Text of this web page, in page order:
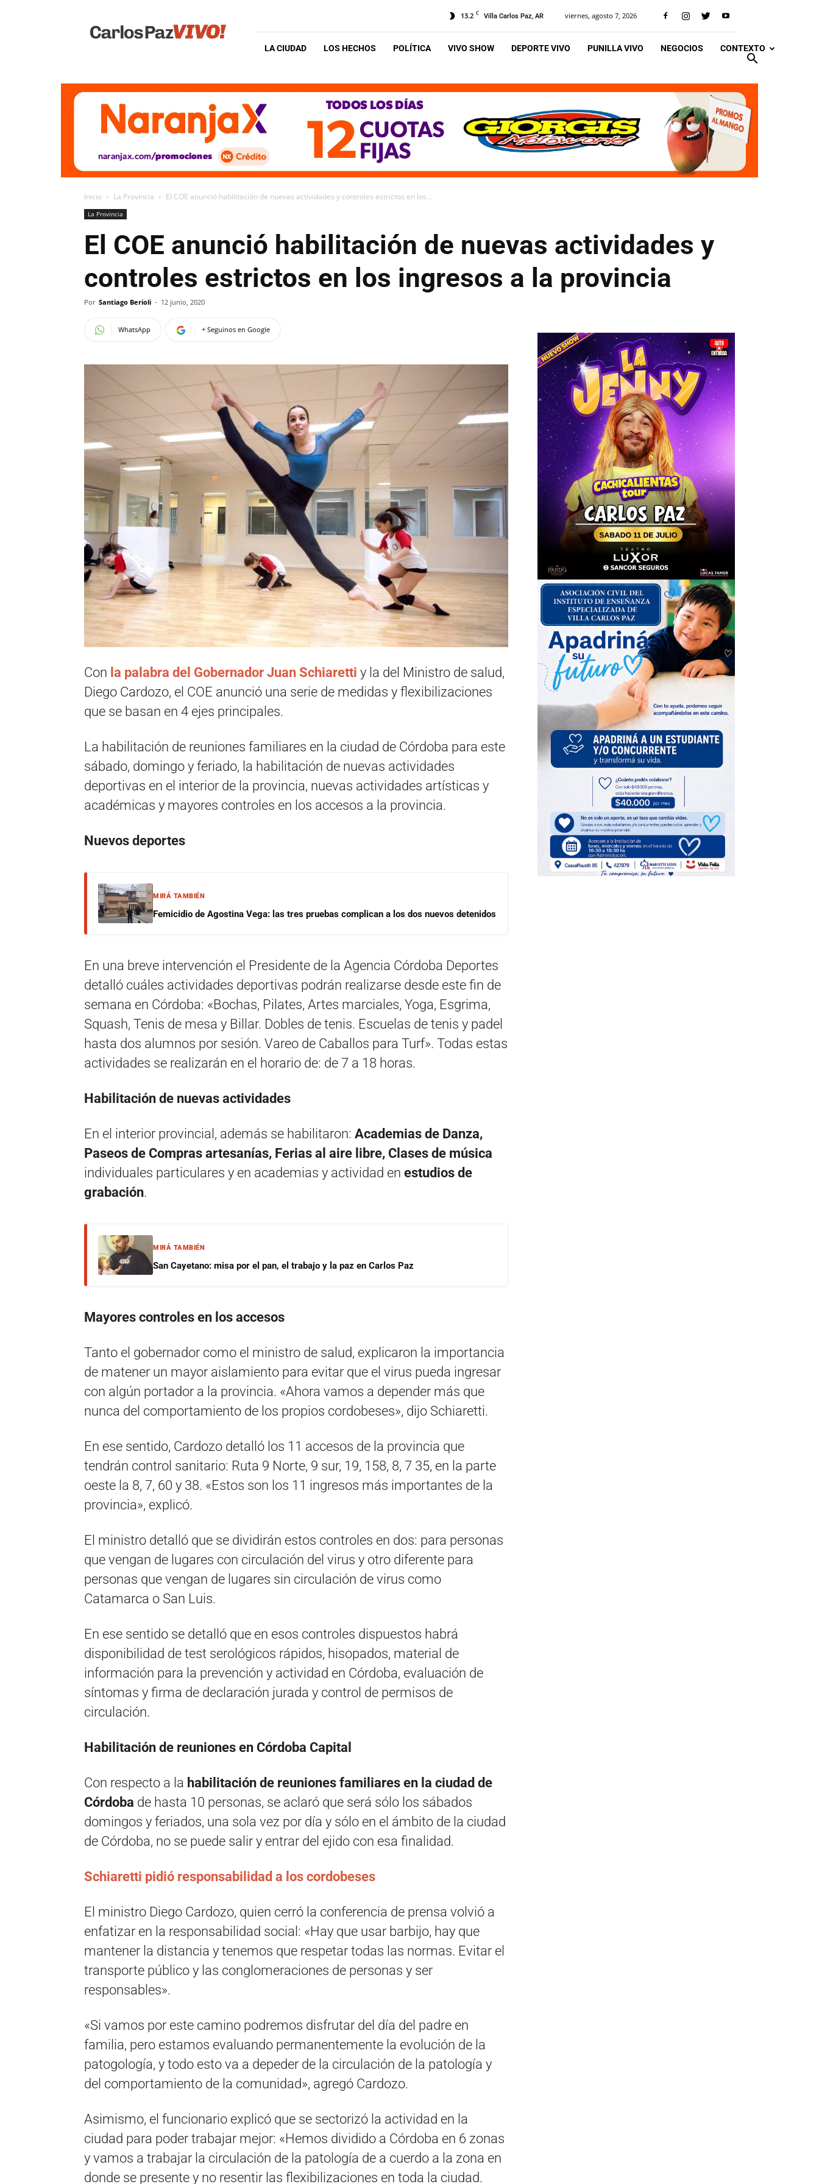
Vivo
13.2 C Villa Carlos Paz, AR viernes, agosto 7, 2026
LA CIUDAD LOS HECHOS POLÍTICA VIVO SHOW DEPORTE VIVO PUNILLA VIVO NEGOCIOS CONTEXTO
Inicio La Provincia El COE anunció habilitación de nuevas actividades y controles estrictos en los...
La Provincia
El COE anunció habilitación de nuevas actividades y
controles estrictos en los ingresos a la provincia
Por Santiago Berioli - 12 junio, 2020
WhatsApp + Seguinos en Google
Con la palabra del Gobernador Juan Schiaretti y la del Ministro de salud,
Diego Cardozo, el COE anunció una serie de medidas y flexibilizaciones
que se basan en 4 ejes principales.
La habilitación de reuniones familiares en la ciudad de Córdoba para este
sábado, domingo y feriado, la habilitación de nuevas actividades
deportivas en el interior de la provincia, nuevas actividades artísticas y
académicas y mayores controles en los accesos a la provincia.
Nuevos deportes
MIRÁ TAMBIÉN
Femicidio de Agostina Vega: las tres pruebas complican a los dos nuevos detenidos
En una breve intervención el Presidente de la Agencia Córdoba Deportes
detalló cuáles actividades deportivas podrán realizarse desde este fin de
semana en Córdoba: «Bochas, Pilates, Artes marciales, Yoga, Esgrima,
Squash, Tenis de mesa y Billar. Dobles de tenis. Escuelas de tenis y padel
hasta dos alumnos por sesión. Vareo de Caballos para Turf». Todas estas
actividades se realizarán en el horario de: de 7 a 18 horas.
Habilitación de nuevas actividades
En el interior provincial, además se habilitaron: Academias de Danza,
Paseos de Compras artesanías, Ferias al aire libre, Clases de música
individuales particulares y en academias y actividad en estudios de
grabación.
MIRÁ TAMBIÉN
San Cayetano: misa por el pan, el trabajo y la paz en Carlos Paz
Mayores controles en los accesos
Tanto el gobernador como el ministro de salud, explicaron la importancia
de matener un mayor aislamiento para evitar que el virus pueda ingresar
con algún portador a la provincia. «Ahora vamos a depender más que
nunca del comportamiento de los propios cordobeses», dijo Schiaretti.
En ese sentido, Cardozo detalló los 11 accesos de la provincia que
tendrán control sanitario: Ruta 9 Norte, 9 sur, 19, 158, 8, 7 35, en la parte
oeste la 8, 7, 60 y 38. «Estos son los 11 ingresos más importantes de la
provincia», explicó.
El ministro detalló que se dividirán estos controles en dos: para personas
que vengan de lugares con circulación del virus y otro diferente para
personas que vengan de lugares sin circulación de virus como
Catamarca o San Luis.
En ese sentido se detalló que en esos controles dispuestos habrá
disponibilidad de test serológicos rápidos, hisopados, material de
información para la prevención y actividad en Córdoba, evaluación de
síntomas y firma de declaración jurada y control de permisos de
circulación.
Habilitación de reuniones en Córdoba Capital
Con respecto a la habilitación de reuniones familiares en la ciudad de
Córdoba de hasta 10 personas, se aclaró que será sólo los sábados
domingos y feriados, una sola vez por día y sólo en el ámbito de la ciudad
de Córdoba, no se puede salir y entrar del ejido con esa finalidad.
Schiaretti pidió responsabilidad a los cordobeses
El ministro Diego Cardozo, quien cerró la conferencia de prensa volvió a
enfatizar en la responsabilidad social: «Hay que usar barbijo, hay que
mantener la distancia y tenemos que respetar todas las normas. Evitar el
transporte público y las conglomeraciones de personas y ser
responsables».
«Si vamos por este camino podremos disfrutar del día del padre en
familia, pero estamos evaluando permanentemente la evolución de la
patogología, y todo esto va a depeder de la circulación de la patología y
del comportamiento de la comunidad», agregó Cardozo.
Asimismo, el funcionario explicó que se sectorizó la actividad en la
ciudad para poder trabajar mejor: «Hemos dividido a Córdoba en 6 zonas
y vamos a trabajar la circulación de la patología de a cuerdo a la zona en
donde se presente y no resentir las flexibilizaciones en toda la ciudad.